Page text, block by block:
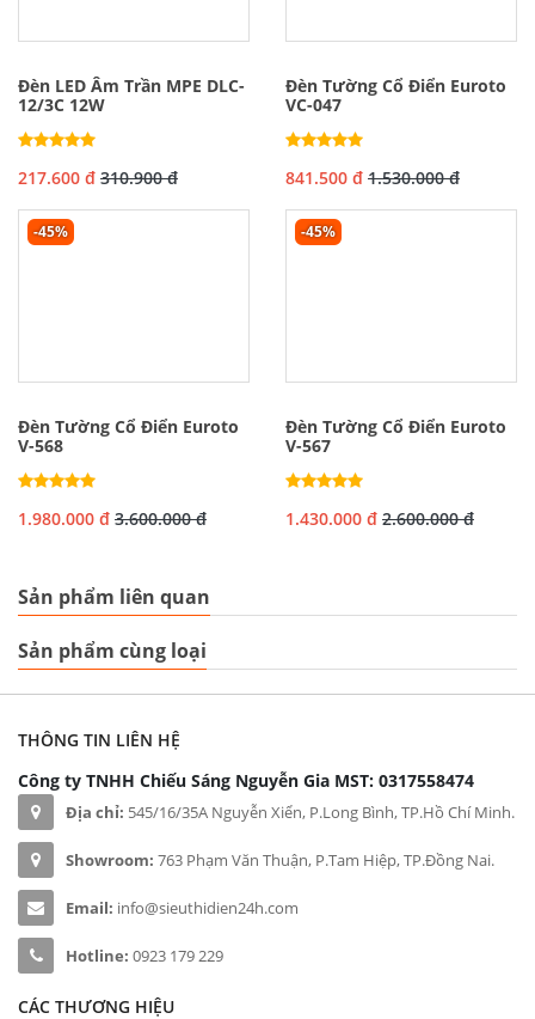
Đèn LED Âm Trần MPE DLC-
12/3C 12W
217.600 đ 310.900 đ
Đèn Tường Cổ Điển Euroto
VC-047
841.500 đ 1.530.000 đ
-45%
Đèn Tường Cổ Điển Euroto
V-568
1.980.000 đ 3.600.000 đ
-45%
Đèn Tường Cổ Điển Euroto
V-567
1.430.000 đ 2.600.000 đ
Sản phẩm liên quan
Sản phẩm cùng loại
THÔNG TIN LIÊN HỆ
Công ty TNHH Chiếu Sáng Nguyễn Gia MST: 0317558474
Địa chỉ: 545/16/35A Nguyễn Xiển, P.Long Bình, TP.Hồ Chí Minh.
Showroom: 763 Phạm Văn Thuận, P.Tam Hiệp, TP.Đồng Nai.
Email: info@sieuthidien24h.com
Hotline: 0923 179 229
CÁC THƯƠNG HIỆU